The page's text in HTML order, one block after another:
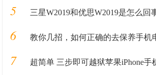
5 三星W2019和优思W2019是怎么回
6 教你几招，如何正确的去保养手机
7 超简单 三步即可越狱苹果iPhone手